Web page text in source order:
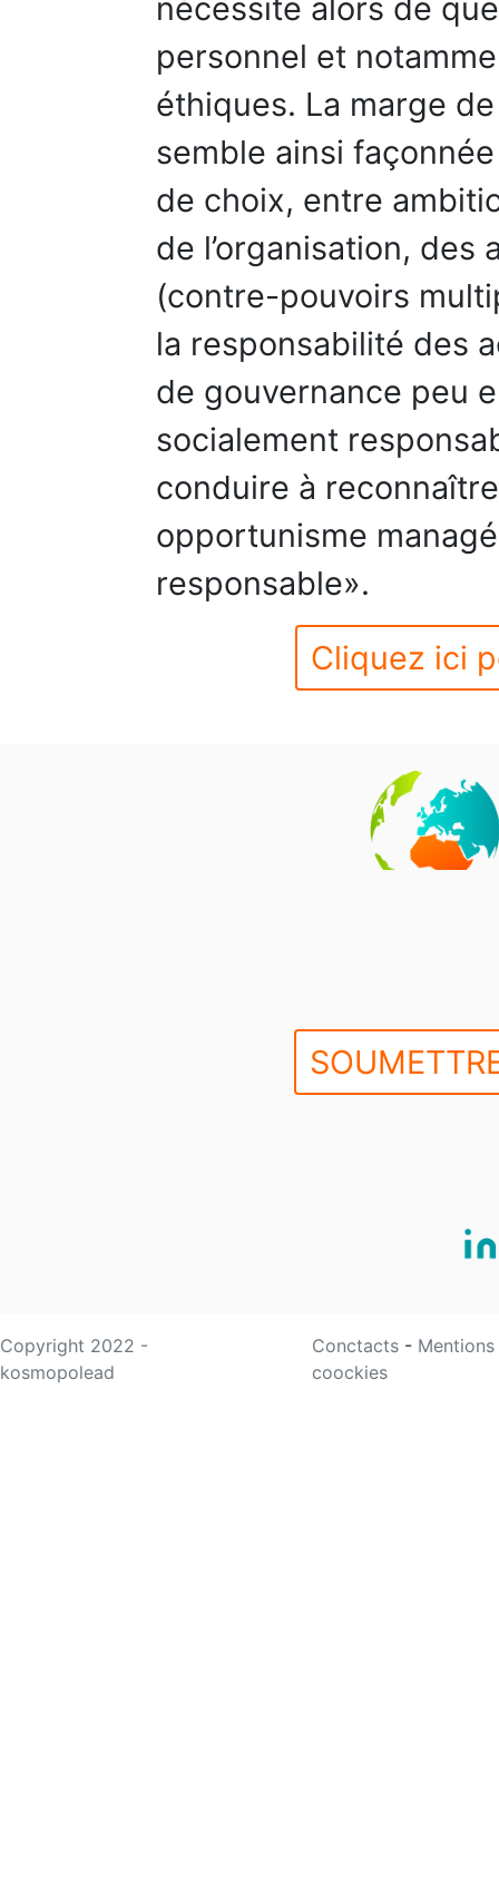
nécessite alors de
personnel et
éthiques. La marge
semble ainsi
de choix, entre
de l’organisation,
(contre-pouvoirs
la responsabilité des
de gouvernance peu
socialement
conduire à
opportunisme
responsable».
Cliquez ici
Copyright 2022 -
kosmopolead
Conctacts -
coockies